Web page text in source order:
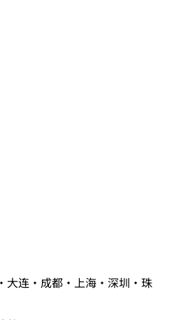
大连·成都·上海·深圳·珠